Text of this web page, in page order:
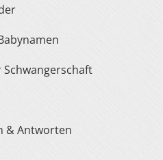
Schwangerschaft
& Antworten